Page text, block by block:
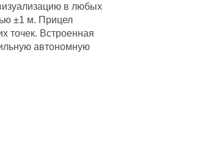
в любых
±1 м. Прицел
точек. Встроенная
автономную